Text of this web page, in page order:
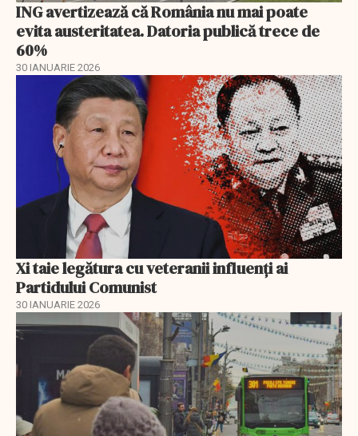
ING avertizează că România nu mai poate
evita austeritatea. Datoria publică trece de
60%
30 IANUARIE 2026
Xi taie legătura cu veteranii influenți ai
Partidului Comunist
30 IANUARIE 2026